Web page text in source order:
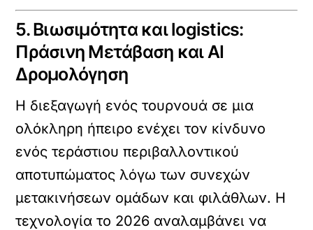
5. Βιωσιμότητα και logistics:
Πράσινη Μετάβαση και AI
Δρομολόγηση
Η διεξαγωγή ενός τουρνουά σε μια
ολόκληρη ήπειρο ενέχει τον κίνδυνο
ενός τεράστιου περιβαλλοντικού
αποτυπώματος λόγω των συνεχών
μετακινήσεων ομάδων και φιλάθλων. Η
τεχνολογία το 2026 αναλαμβάνει να